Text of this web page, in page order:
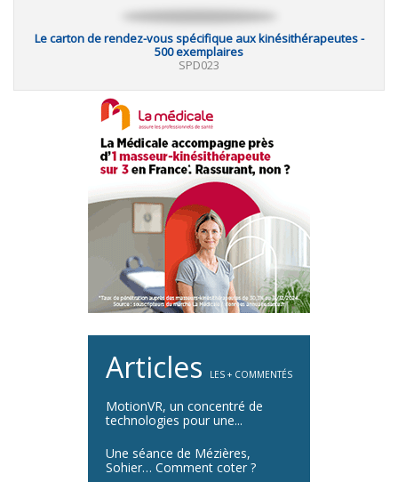
Le carton de rendez-vous spécifique aux kinésithérapeutes -
500 exemplaires
SPD023
Articles LES + COMMENTÉS
MotionVR, un concentré de
technologies pour une...
Une séance de Mézières,
Sohier… Comment coter ?